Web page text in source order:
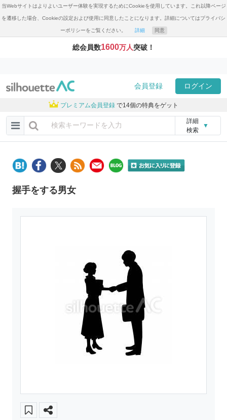
当Webサイトはよりよいユーザー体験を実現するためにCookieを使用しています。これ以降ページ
を遷移した場合、Cookieの設定および使用に同意したことになります。詳細についてはプライバシ
ーポリシーをご覧ください。 詳細 同意
総会員数1600万人突破！
会員登録 ログイン
プレミアム会員登録 で14個の特典をゲット
詳細
検索
▼
握手をする男女